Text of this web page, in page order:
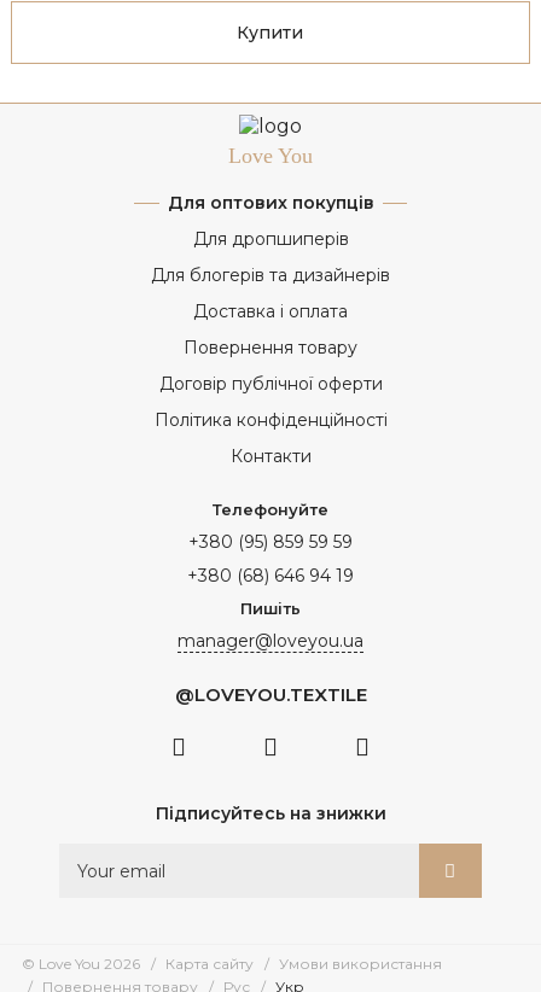
Купити
Love You
Для оптових покупців
Для дропшиперів
Для блогерів та дизайнерів
Доставка і оплата
Повернення товару
Договір публічної оферти
Політика конфіденційності
Контакти
Телефонуйте
+380 (95) 859 59 59
+380 (68) 646 94 19
Пишіть
manager@loveyou.ua
Підписуйтесь на знижки
@LOVEYOU.TEXTILE
© Love You 2026 Карта сайту
Умови використання
Повернення товару
Рус Укр